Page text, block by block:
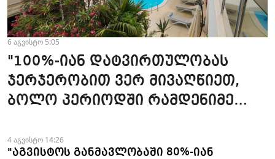
6 აგვისტო 5:05
"100%-იან დატვირთულობას
ჯერჯერობით ვერ მივაღწიეთ,
ბოლო პერიოდში რამდენიმე
Beach Club
4 აგვისტო 14:26
"აგვისტოს განმავლობაში 80%-იან